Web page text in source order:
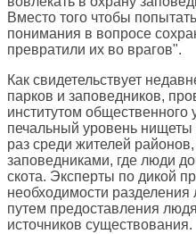
Вместо того чтобы
понимания в вопросе
превратили их во врагов".
Как свидетельствует
парков и заповедников,
институтом
печальный уровень
раз среди жителей
заповедниками, где люди
скота. Эксперты по дикой
необходимости
путем предоставления
источников существования.